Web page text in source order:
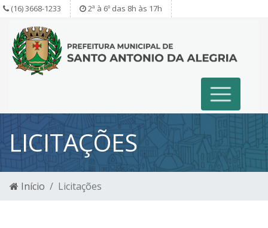
(16) 3668-1233 2ª à 6º das 8h às 17h
LICITAÇÕES
Início Licitações